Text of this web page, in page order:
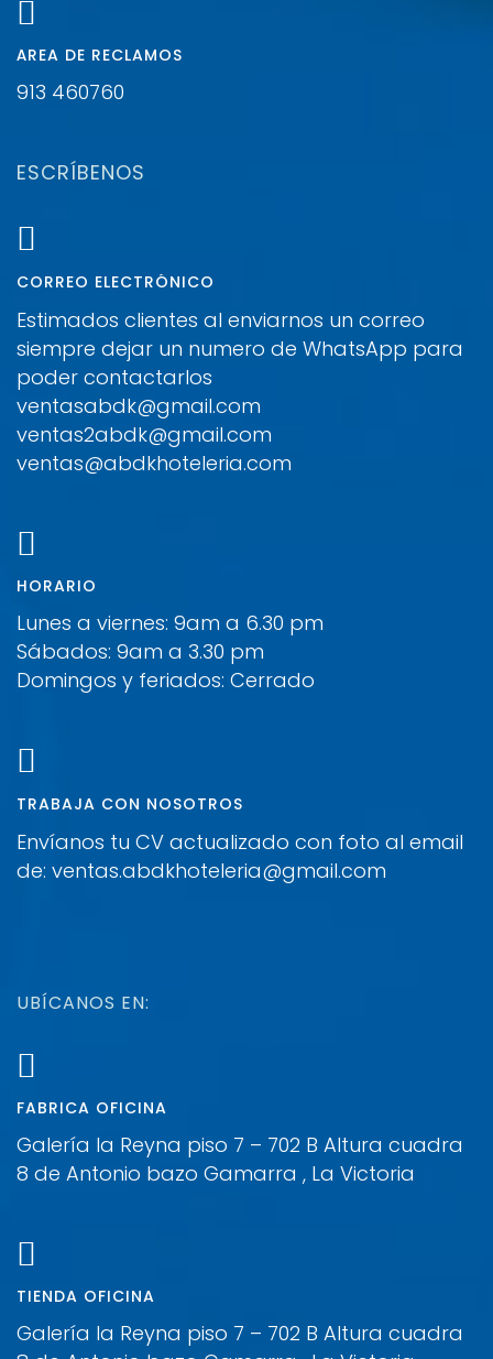
ÁREA DE RECLAMOS
913 460760
ESCRÍBENOS
CORREO ELECTRÓNICO
Estimados clientes al enviarnos un correo
siempre dejar un numero de WhatsApp para
poder contactarlos
ventasabdk@gmail.com
ventas2abdk@gmail.com
ventas@abdkhoteleria.com
HORARIO
Lunes a viernes: 9am a 6.30 pm
Sábados: 9am a 3.30 pm
Domingos y feriados: Cerrado
TRABAJA CON NOSOTROS
Envíanos tu CV actualizado con foto al email
de: ventas.abdkhoteleria@gmail.com
UBÍCANOS EN:
FABRICA OFICINA
Galería la Reyna piso 7 – 702 B Altura cuadra
8 de Antonio bazo Gamarra , La Victoria
TIENDA OFICINA
Galería la Reyna piso 7 – 702 B Altura cuadra